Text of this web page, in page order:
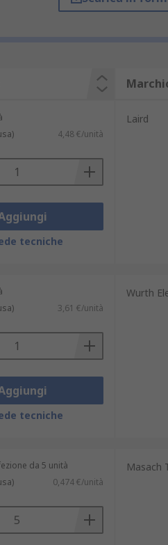
ai danni e spesso
autonomi, Sale server
dei requisiti di schermatura
4,48 €/unità
tecniche
Laird
3,61 €/unità
tecniche
Wurth
da 5 unità
0,474 €/unità
Masach